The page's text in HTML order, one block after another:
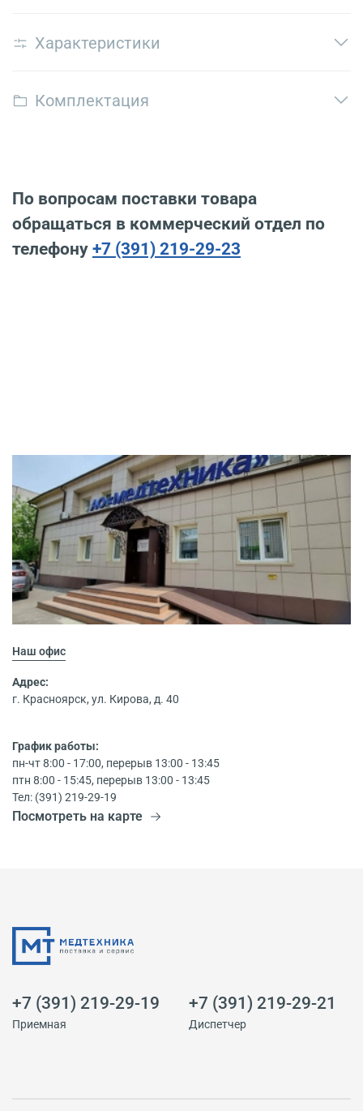
Характеристики
Комплектация
По вопросам поставки товара
обращаться в коммерческий отдел по
телефону +7 (391) 219-29-23
Наш офис
Адрес:
г. Красноярск, ул. Кирова, д. 40
График работы:
пн-чт 8:00 - 17:00, перерыв 13:00 - 13:45
птн 8:00 - 15:45, перерыв 13:00 - 13:45
Тел: (391) 219-29-19
Посмотреть на карте
+7 (391) 219-29-19
Приемная
+7 (391) 219-29-21
Диспетчер